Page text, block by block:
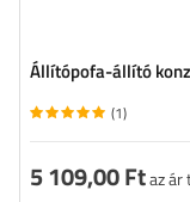
Állítópofa-állító
(1)
5 109,00 Ftaz ár